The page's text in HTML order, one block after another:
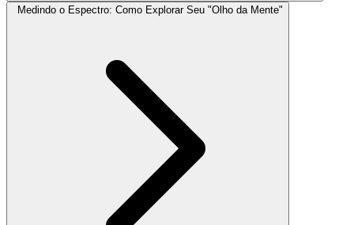
Medindo o Espectro: Como Explorar Seu "Olho da Mente"